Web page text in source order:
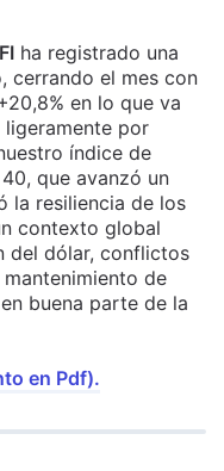
ha registrado una
cerrando el mes con
en lo que va
por
índice de
que avanzó un
la resiliencia de los
contexto global
del dólar, conflictos
de
buena parte de la
en Pdf).